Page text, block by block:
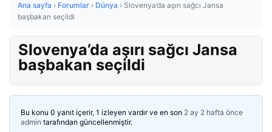
Ana sayfa › Forumlar › Dünya › Slovenya’da aşırı sağcı Jansa
başbakan seçildi
Slovenya’da aşırı sağcı Jansa
başbakan seçildi
Bu konu 0 yanıt içerir, 1 izleyen vardır ve en son 2 ay 2 hafta önce
admin tarafından güncellenmiştir.